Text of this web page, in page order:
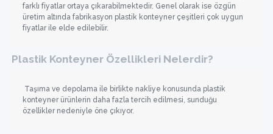
farklı fiyatlar ortaya çıkarabilmektedir. Genel olarak ise özgün
üretim altında fabrikasyon plastik konteyner çeşitleri çok uygun
fiyatlar ile elde edilebilir.
Plastik Konteyner Özellikleri Nelerdir?
Taşıma ve depolama ile birlikte nakliye konusunda plastik
konteyner ürünlerin daha fazla tercih edilmesi, sunduğu
özellikler nedeniyle öne çıkıyor.